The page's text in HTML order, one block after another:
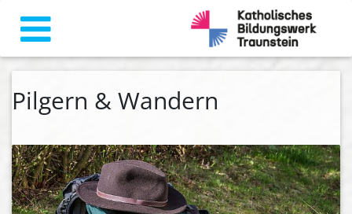
Pilgern & Wandern